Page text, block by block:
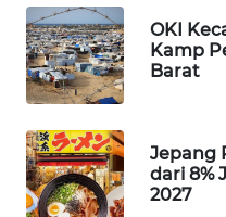
OKI
Kamp
Barat
Jepang
dari 8%
2027
Wahana
Media
Group
NEWS
WAHANA